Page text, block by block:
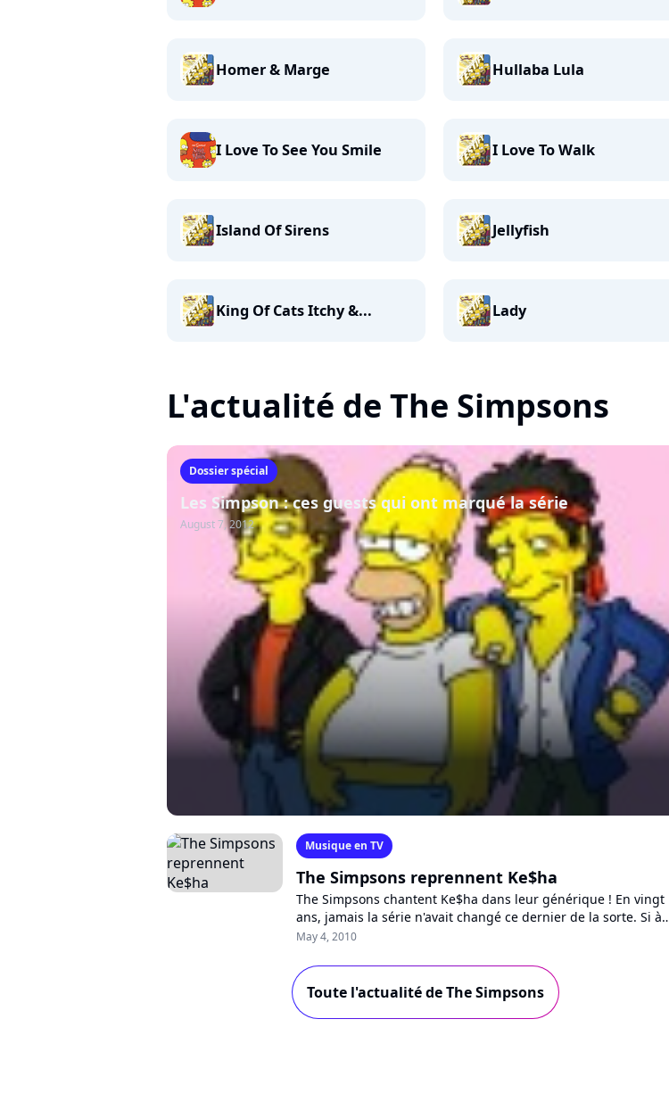
Homer & Marge Hullaba Lula
I Love To See You Smile I Love To Walk
Island Of Sirens Jellyfish
King Of Cats Itchy &... Lady
L'actualité de The Simpsons
Dossier spécial
Les Simpson : ces guests qui ont marqué la série
August 7, 2012
Musique en TV
The Simpsons reprennent Ke$ha
The Simpsons chantent Ke$ha dans leur générique ! En vingt
ans, jamais la série n'avait changé ce dernier de la sorte. Si à
chaque épisode, quelques éléments...
May 4, 2010
Toute l'actualité de The Simpsons